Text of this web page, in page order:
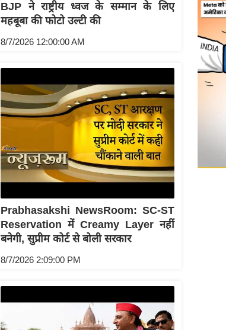
BJP ने राष्ट्रीय ध्वज के सम्मान के लिए
महबूबा की फोटो उल्टी की
8/7/2026 12:00:00 AM
Prabhasakshi NewsRoom: SC-ST
Reservation में Creamy Layer नहीं
बनेगी, सुप्रीम कोर्ट से बोली सरकार
8/7/2026 2:09:00 PM